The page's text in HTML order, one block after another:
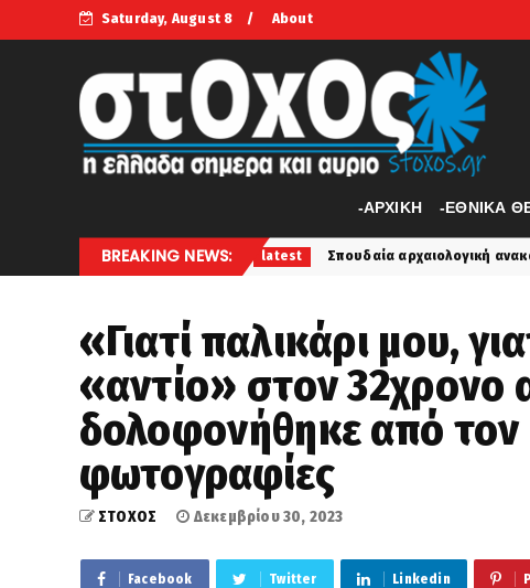
Saturday, August 8 About
-APXIKH -ΕΘΝΙΚΑ
BREAKING NEWS:
latest Σπουδαία αρχαιολογική ανακάλυψη στην
«Γιατί παλικάρι μου,
«αντίο» στον 32χρονο
δολοφονήθηκε από τον
φωτογραφίες
ΣΤΟΧΟΣ Δεκεμβρίου 30, 2023
Facebook Twitter Linkedin